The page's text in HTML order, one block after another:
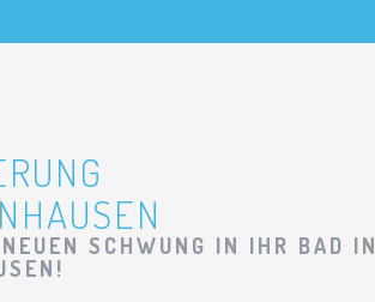
SCHWUNG IN IHR BAD IN